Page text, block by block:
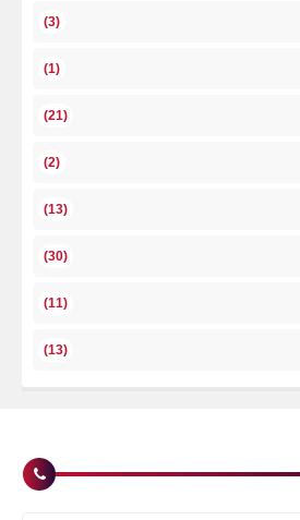
(3)
(1)
(21)
(2)
(13)
(30)
(11)
(13)